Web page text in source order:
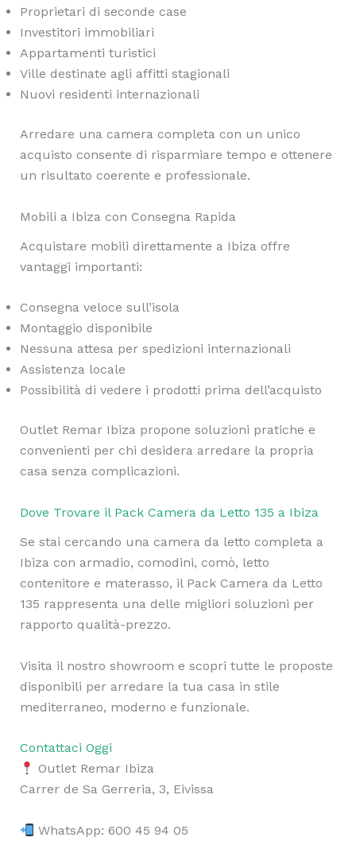
Proprietari di seconde case
Investitori immobiliari
Appartamenti turistici
Ville destinate agli affitti stagionali
Nuovi residenti internazionali
Arredare una camera completa con un unico
acquisto consente di risparmiare tempo e ottenere
un risultato coerente e professionale.
Mobili a Ibiza con Consegna Rapida
Acquistare mobili direttamente a Ibiza offre
vantaggi importanti:
Consegna veloce sull’isola
Montaggio disponibile
Nessuna attesa per spedizioni internazionali
Assistenza locale
Possibilità di vedere i prodotti prima dell’acquisto
Outlet Remar Ibiza propone soluzioni pratiche e
convenienti per chi desidera arredare la propria
casa senza complicazioni.
Dove Trovare il Pack Camera da Letto 135 a Ibiza
Se stai cercando una camera da letto completa a
Ibiza con armadio, comodini, comò, letto
contenitore e materasso, il Pack Camera da Letto
135 rappresenta una delle migliori soluzioni per
rapporto qualità-prezzo.
Visita il nostro showroom e scopri tutte le proposte
disponibili per arredare la tua casa in stile
mediterraneo, moderno e funzionale.
Contattaci Oggi
Outlet Remar Ibiza
Carrer de Sa Gerreria, 3, Eivissa
WhatsApp: 600 45 94 05